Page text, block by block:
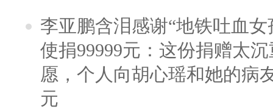
李亚鹏含泪感谢“地铁吐血
使捐99999元：这份捐赠太
愿，个人向胡心瑶和她的病
元